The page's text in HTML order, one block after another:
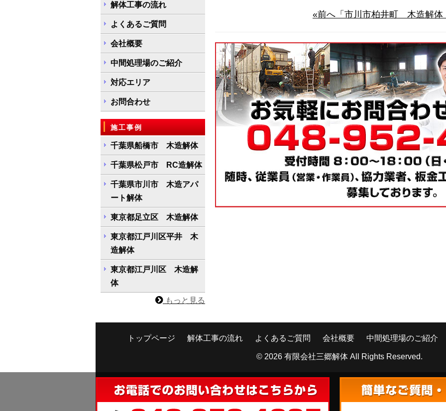
«前へ「市川市柏井町 木造解体
解体工事の流れ
よくあるご質問
会社概要
中間処理場のご紹介
対応エリア
お問合わせ
施工事例
千葉県船橋市 木造解体
千葉県松戸市 RC造解体
千葉県市川市 木造アパ
ート解体
東京都足立区 木造解体
東京都江戸川区平井 木
造解体
東京都江戸川区 木造解
体
もっと見る
トップページ 解体工事の流れ よくあるご質問 会社概要 中間処理場のご紹介
© 2026 有限会社三郷解体 All Rights Reserved.